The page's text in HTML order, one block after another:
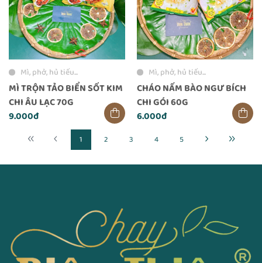
Mì, phở, hủ tiếu...
MÌ TRỘN TẢO BIỂN SỐT KIM
CHI ÂU LẠC 70G
9.000đ
Mì, phở, hủ tiếu...
CHÁO NẤM BÀO NGƯ BÍCH
CHI GÓI 60G
6.000đ
1 2 3 4 5